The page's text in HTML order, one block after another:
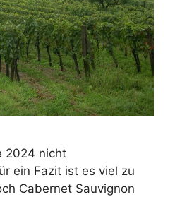
2024 nicht
ein Fazit ist es viel zu
Cabernet Sauvignon